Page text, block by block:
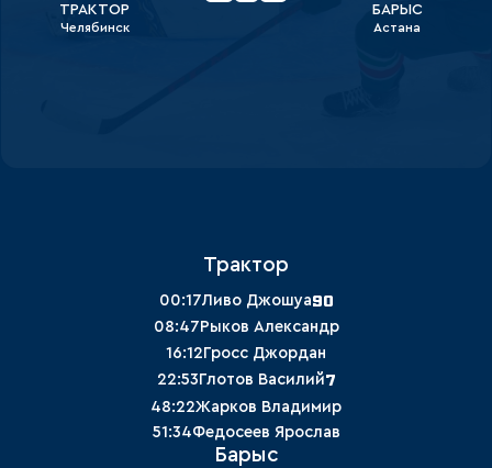
ТРАКТОР
Челябинск
БАРЫС
Астана
Трактор
00:17Ливо Джошуа90
08:47 Рыков Александр
16:12 Гросс Джордан
22:53 Глотов Василий7
48:22Жарков Владимир
51:34Федосеев Ярослав
Барыс